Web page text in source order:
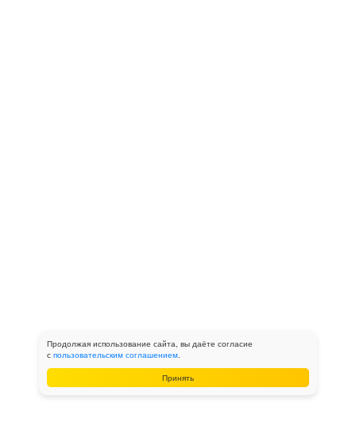
Продолжая использование сайта, вы даёте согласие
с пользовательским соглашением.
Принять